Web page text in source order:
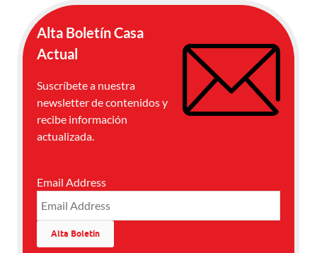
Alta Boletín Casa
Actual
Suscríbete a nuestra
newsletter de contenidos y
recibe información
actualizada.
Email Address